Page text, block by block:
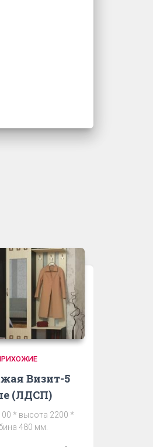
Визит-5
(ЛДСП)
* высота 2200 *
480 мм.